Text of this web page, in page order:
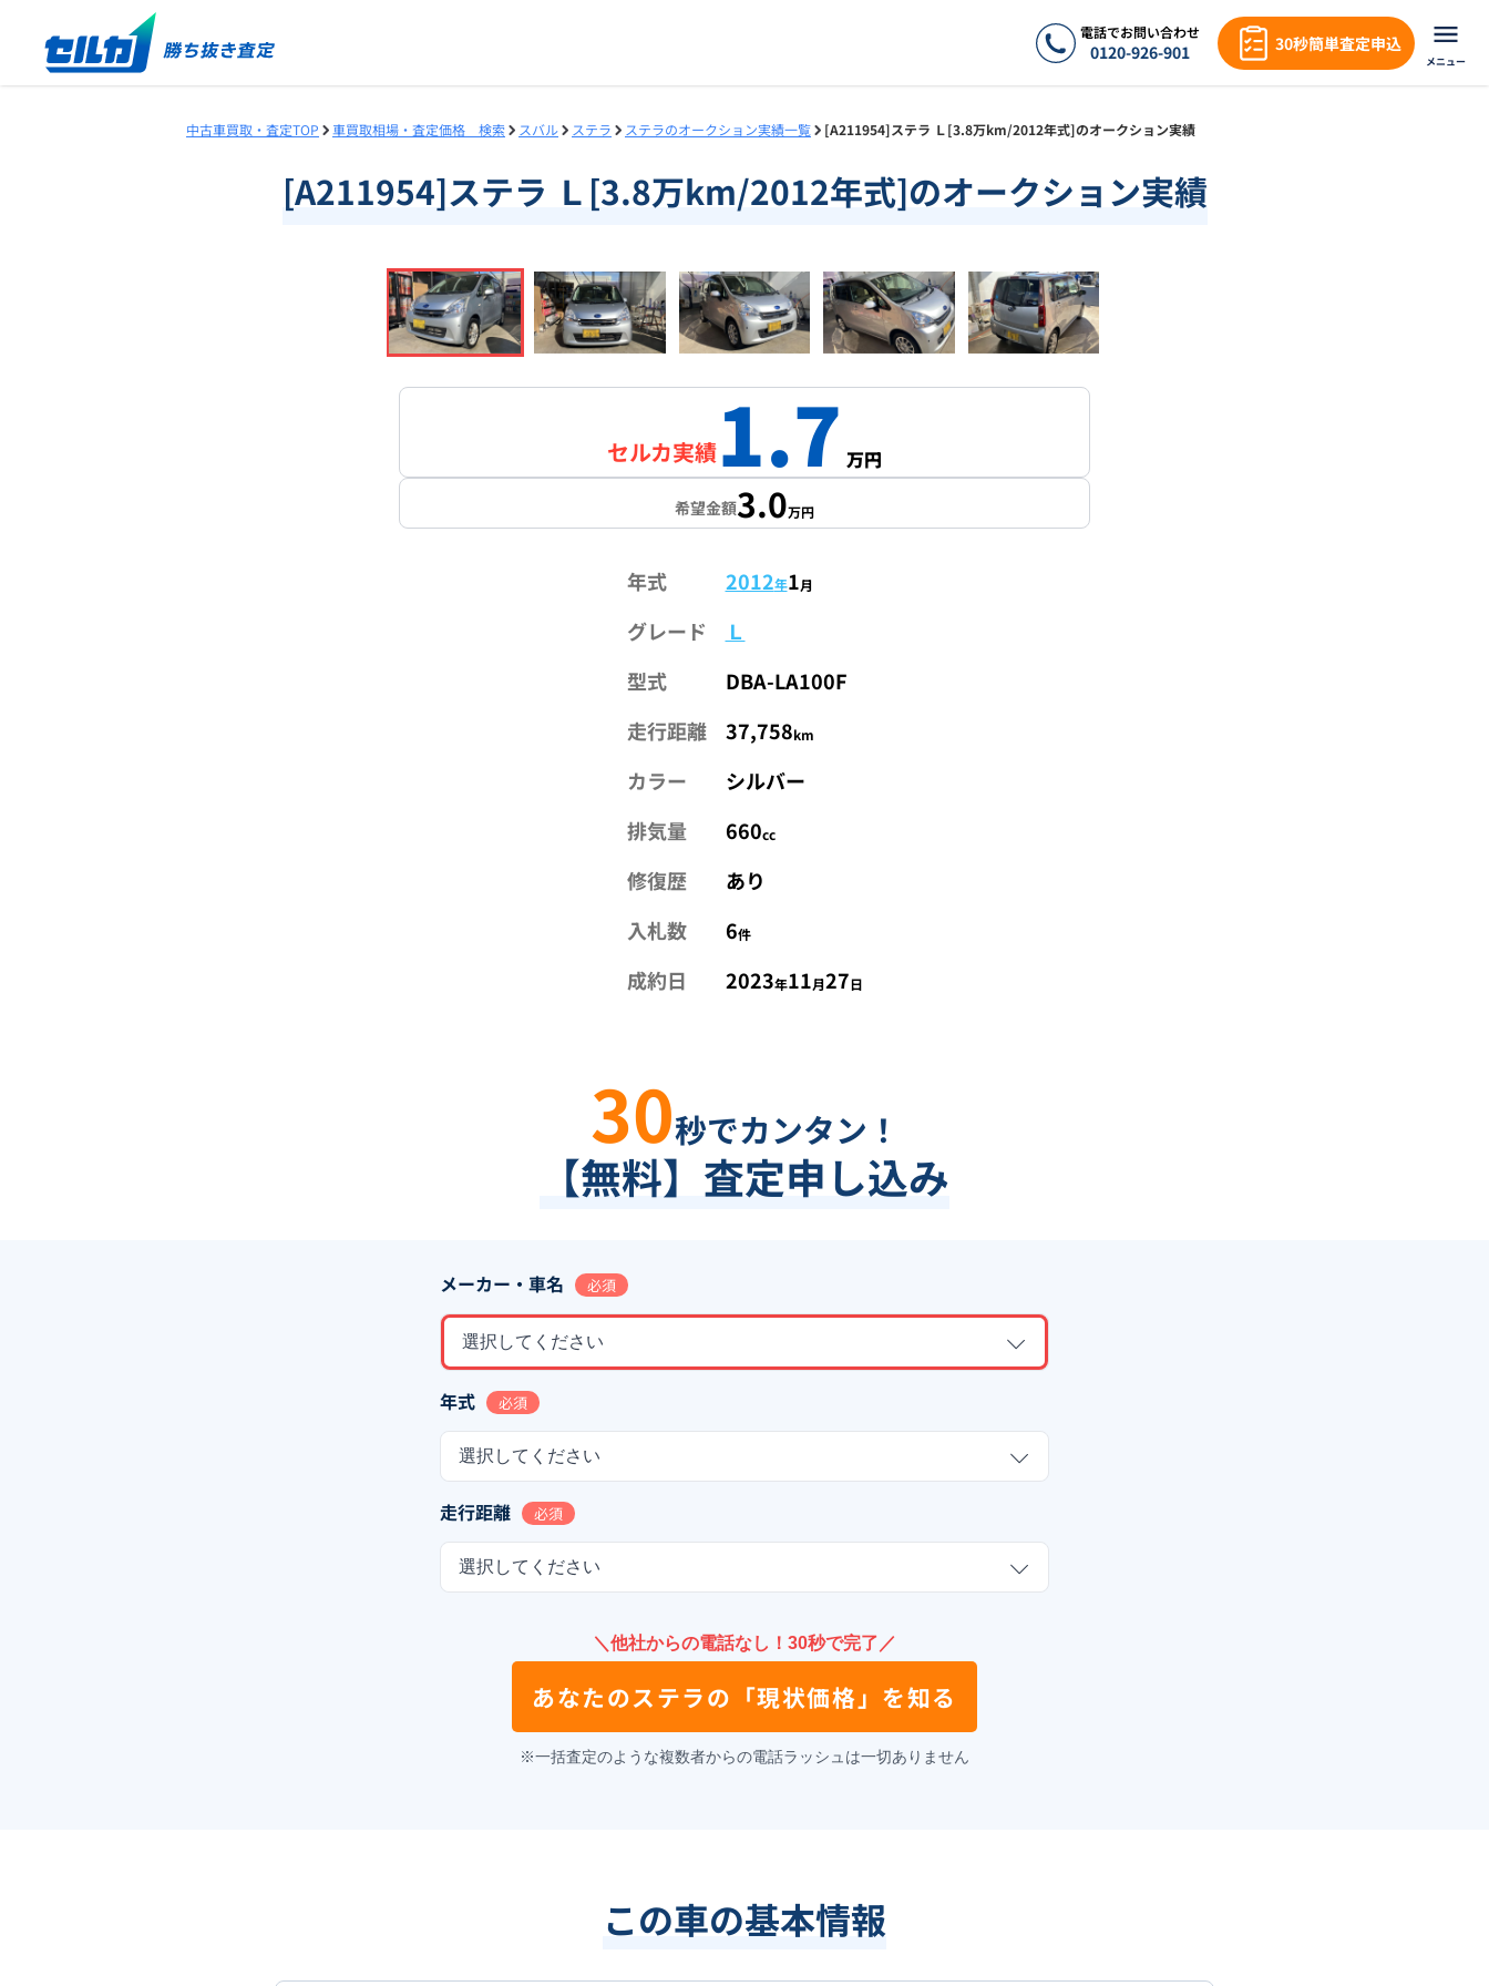
電話でお問い合わせ
0120-926-901 30秒簡単査定申込
メニュー
中古車買取・査定TOP 車買取相場・査定価格 検索 スバル ステラ ステラのオークション実績一覧 [A211954]ステラ Ｌ[3.8万km/2012年式]のオークション実績
[A211954]ステラ Ｌ[3.8万km/2012年式]のオークション実績
1/18
セルカ実績1.7 万円
希望金額3.0万円
年式 2012年1月
グレード
Ｌ
型式
DBA-LA100F
走行距離
37,758km
カラー
シルバー
排気量
660cc
修復歴
あり
入札数
6件
成約日 2023年11月27日
30秒でカンタン！
【無料】査定申し込み
メーカー・車名 必須
選択してください
年式 必須
選択してください
走行距離 必須
選択してください
＼他社からの電話なし！30秒で完了／
あなたのステラの 「現状価格」を知る
※一括査定のような複数者からの電話ラッシュは一切ありません
この車の基本情報